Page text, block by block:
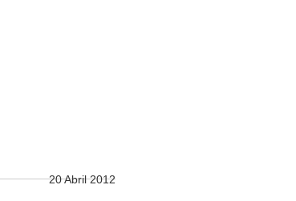
20 Abril 2012